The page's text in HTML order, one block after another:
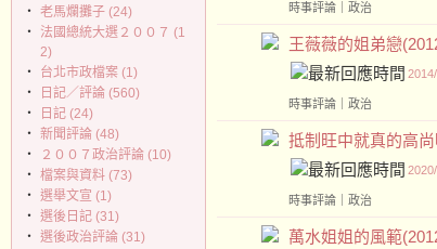
‧ 老馬爛攤子 (24)
‧
法國總統大選２００７ (1
2)
‧
台北市政檔案 (1)
‧
日記／評論 (560)
‧
日記 (24)
‧ 新聞評論 (48)
‧
２００７政治評論 (10)
‧ 檔案與資料 (73)
‧ 選舉文宣 (1)
‧ 選後日記 (31)
‧ 選後政治評論 (31)
時事評論 政治
王薇薇的姐弟戀
時事評論 政治
抵制旺中就真的高
時事評論 政治
萬水姐姐的風範